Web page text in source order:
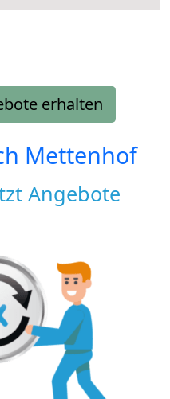
erhalten
Mettenhof
Angebote